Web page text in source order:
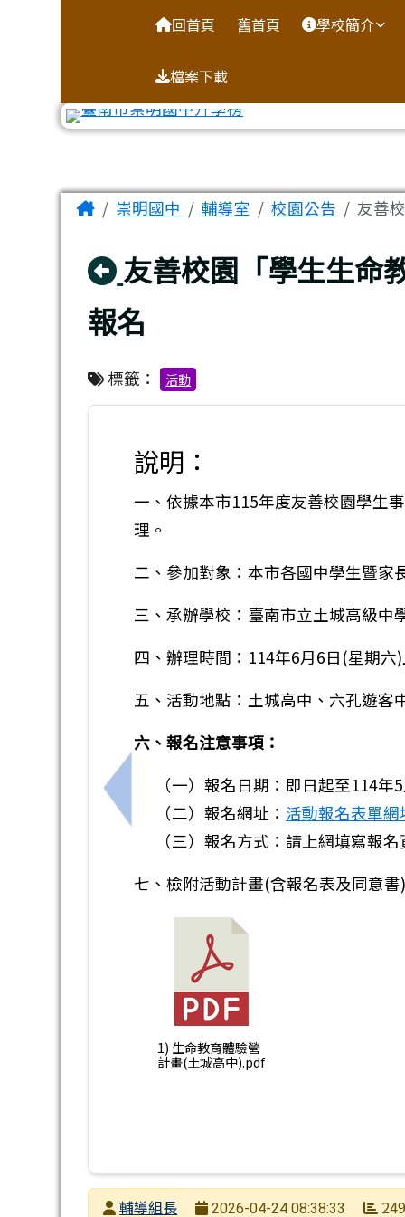
台南市崇明國中全球資
回首頁 舊首頁 學校簡介
檔案下載
主內容區域
Home崇明國中 輔導室 校園公告 友善
回上頁
友善校園「學生生命
報名
標籤： 活動
上一筆：友善校園「學生生命教育體驗
說明：
一、依據本市115年度友善校園學生
理。
二、參加對象：本市各國中學生暨家
三、承辦學校：臺南市立土城高級中
四、辦理時間：114年6月6日(星期六
五、活動地點：土城高中、六孔遊客
六、報名注意事項：
（一）報名日期：即日起至114年
（二）報名網址： 活動報名表單網
（三）報名方式：請上網填寫報
七、檢附活動計畫(含報名表及同意書
1) 生命教育體驗營
計畫(土城高中).pdf
發布者輔導組長
2026-04-24 08:38:33 249
頁尾區域